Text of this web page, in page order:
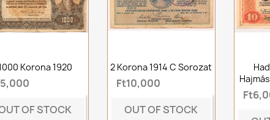
Korona 1920
OF STOCK
2 Korona 1914 C Sorozat
Ft10,000
OUT OF STOCK